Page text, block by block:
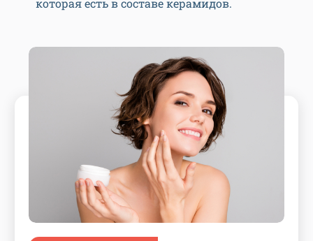
которая есть в составе керамидов.